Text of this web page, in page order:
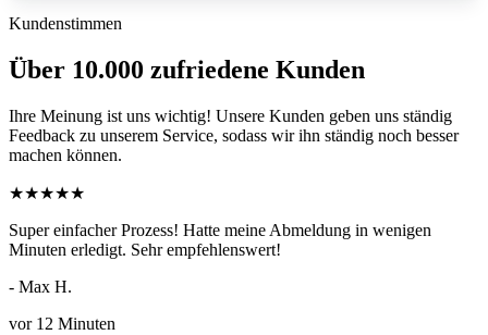
Kundenstimmen
Über 10.000 zufriedene Kunden
Ihre Meinung ist uns wichtig! Unsere Kunden geben uns ständig
Feedback zu unserem Service, sodass wir ihn ständig noch besser
machen können.
★★★★★
Super einfacher Prozess! Hatte meine Abmeldung in wenigen
Minuten erledigt. Sehr empfehlenswert!
- Max H.
vor 12 Minuten